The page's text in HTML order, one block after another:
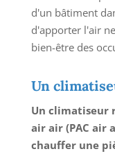
d'un bâtiment
d'apporter l'air
bien-être des
Un
Un climatiseur
air air (PAC air
chauffer une